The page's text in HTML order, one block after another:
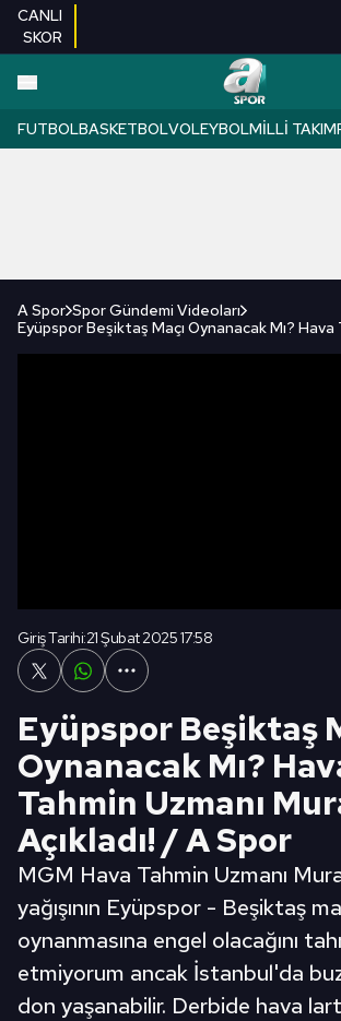
CANLI
SKOR
FUTBOLBASKETBOLVOLEYBOLMILLI TAKIM
A Spor Spor Gündemi Videoları
Giriş Tarihi:21 Şubat 2025 17:58
Eyüpspor Beşiktaş
Oynanacak Mı?
Tahmin Uzmanı
Açıkladı! / A Spor
MGM Hava Tahmin Uzmanı
yağışının Eyüpspor - Beşiktaş
oynanmasına engel olacağını
etmiyorum ancak İstanbul'da
don yaşanabilir. Derbide hava